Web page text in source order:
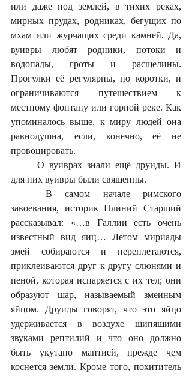
или даже под землей, в тихих реках,
мирных прудах, родниках, бегущих по
мхам или журчащих среди камней. Да,
вуивры любят родники, потоки и
водопады, гроты и расщелины.
Прогулки её регулярны, но коротки, и
ограничиваются путешествием к
местному фонтану или горной реке. Как
упоминалось выше, к миру людей она
равнодушна, если, конечно, её не
провоцировать.
для них вуивры были священны.
завоевания, историк Плиний Старший
рассказывал: «…в Галлии есть очень
известный вид яиц… Летом мириады
змей собираются и переплетаются,
приклеиваются друг к другу слюнями и
пеной, которая испаряется с их тел; они
образуют шар, называемый змеиным
яйцом. Друиды говорят, что это яйцо
удерживается в воздухе шипящими
звуками рептилий и что оно должно
быть укутано мантией, прежде чем
коснется земли. Кроме того, похититель